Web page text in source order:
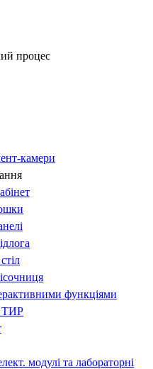
процес
камери
функціями​
ТИР
модулі та лабораторні